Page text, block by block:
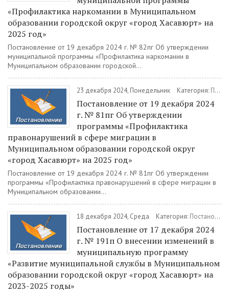
«Профилактика наркомании в Муниципальном
образовании городской округ «город Хасавюрт» на
2025 год»
Постановление от 19 декабря 2024 г. № 82пг Об утверждении
муниципальной программы «Профилактика наркомании в
Муниципальном образовании городской...
23 декабря 2024, Понедельник Категория: Постановления
Постановление от 19 декабря 2024
г. № 81пг Об утверждении
программы «Профилактика
правонарушений в сфере миграции в
Муниципальном образовании городской округ
«город Хасавюрт» на 2025 год»
Постановление от 19 декабря 2024 г. № 81пг Об утверждении
программы «Профилактика правонарушений в сфере миграции в
Муниципальном образовании...
18 декабря 2024, Среда Категория: Постановления
Постановление от 17 декабря 2024
г. № 191п О внесении изменений в
муниципальную программу
«Развитие муниципальной службы в Муниципальном
образовании городской округ «город Хасавюрт» на
2023-2025 годы»